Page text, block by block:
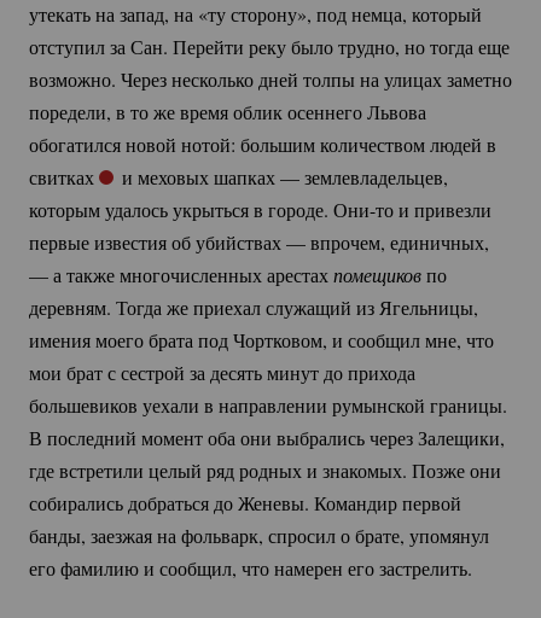
утекать на запад, на «ту сторону», под немца, который
отступил за Сан. Перейти реку было трудно, но тогда еще
возможно. Через несколько дней толпы на улицах заметно
поредели, в то же время облик осеннего Львова
обогатился новой нотой: большим количеством людей в
свитках
и меховых шапках — землевладельцев,
которым удалось укрыться в городе. Они-тои привезли
первые известия об убийствах — впрочем, единичных,
— а также многочисленных арестахпомещиковпо
деревням. Тогда же приехал служащий из Ягельницы,
имения моего брата под Чортковом, и сообщил мне, что
мои брат с сестрой за десять минут до прихода
большевиков уехали в направлении румынской границы.
В последний момент оба они выбрались через Залещики,
где встретили целый ряд родных и знакомых. Позже они
собирались добраться до Женевы. Командир первой
банды, заезжая на фольварк, спросил о брате, упомянул
его фамилию и сообщил, что намерен его застрелить.